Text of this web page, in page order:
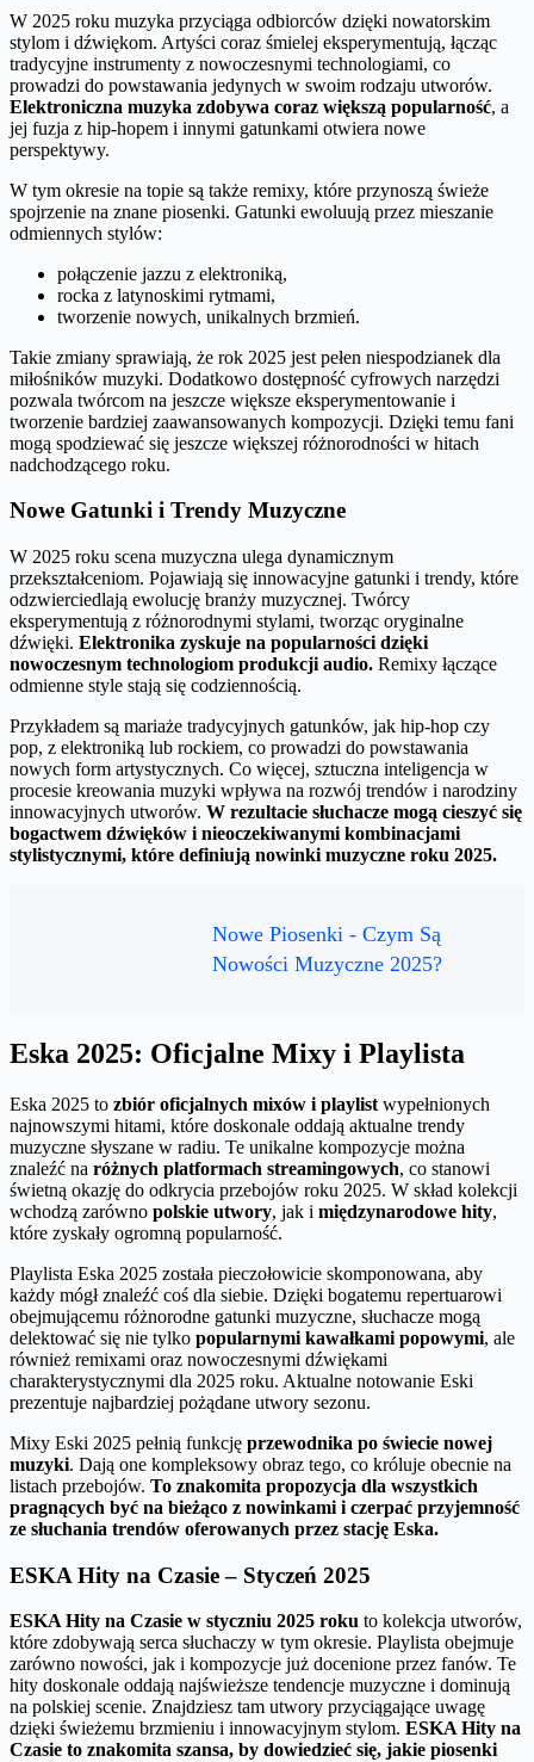
W 2025 roku muzyka przyciąga odbiorców dzięki nowatorskim
stylom i dźwiękom. Artyści coraz śmielej eksperymentują, łącząc
tradycyjne instrumenty z nowoczesnymi technologiami, co
prowadzi do powstawania jedynych w swoim rodzaju utworów.
Elektroniczna muzyka zdobywa coraz większą popularność, a
jej fuzja z hip-hopem i innymi gatunkami otwiera nowe
perspektywy.
W tym okresie na topie są także remixy, które przynoszą świeże
spojrzenie na znane piosenki. Gatunki ewoluują przez mieszanie
odmiennych stylów:
połączenie jazzu z elektroniką,
rocka z latynoskimi rytmami,
tworzenie nowych, unikalnych brzmień.
Takie zmiany sprawiają, że rok 2025 jest pełen niespodzianek dla
miłośników muzyki. Dodatkowo dostępność cyfrowych narzędzi
pozwala twórcom na jeszcze większe eksperymentowanie i
tworzenie bardziej zaawansowanych kompozycji. Dzięki temu fani
mogą spodziewać się jeszcze większej różnorodności w hitach
nadchodzącego roku.
Nowe Gatunki i Trendy Muzyczne
W 2025 roku scena muzyczna ulega dynamicznym
przekształceniom. Pojawiają się innowacyjne gatunki i trendy, które
odzwierciedlają ewolucję branży muzycznej. Twórcy
eksperymentują z różnorodnymi stylami, tworząc oryginalne
dźwięki. Elektronika zyskuje na popularności dzięki
nowoczesnym technologiom produkcji audio. Remixy łączące
odmienne style stają się codziennością.
Przykładem są mariaże tradycyjnych gatunków, jak hip-hop czy
pop, z elektroniką lub rockiem, co prowadzi do powstawania
nowych form artystycznych. Co więcej, sztuczna inteligencja w
procesie kreowania muzyki wpływa na rozwój trendów i narodziny
innowacyjnych utworów. W rezultacie słuchacze mogą cieszyć się
bogactwem dźwięków i nieoczekiwanymi kombinacjami
stylistycznymi, które definiują nowinki muzyczne roku 2025.
Nowe Piosenki - Czym Są
Nowości Muzyczne 2025?
Eska 2025: Oficjalne Mixy i Playlista
Eska 2025 to zbiór oficjalnych mixów i playlist wypełnionych
najnowszymi hitami, które doskonale oddają aktualne trendy
muzyczne słyszane w radiu. Te unikalne kompozycje można
znaleźć na różnych platformach streamingowych, co stanowi
świetną okazję do odkrycia przebojów roku 2025. W skład kolekcji
wchodzą zarówno polskie utwory, jak i międzynarodowe hity,
które zyskały ogromną popularność.
Playlista Eska 2025 została pieczołowicie skomponowana, aby
każdy mógł znaleźć coś dla siebie. Dzięki bogatemu repertuarowi
obejmującemu różnorodne gatunki muzyczne, słuchacze mogą
delektować się nie tylko popularnymi kawałkami popowymi, ale
również remixami oraz nowoczesnymi dźwiękami
charakterystycznymi dla 2025 roku. Aktualne notowanie Eski
prezentuje najbardziej pożądane utwory sezonu.
Mixy Eski 2025 pełnią funkcję przewodnika po świecie nowej
muzyki. Dają one kompleksowy obraz tego, co króluje obecnie na
listach przebojów. To znakomita propozycja dla wszystkich
pragnących być na bieżąco z nowinkami i czerpać przyjemność
ze słuchania trendów oferowanych przez stację Eska.
ESKA Hity na Czasie – Styczeń 2025
ESKA Hity na Czasie w styczniu 2025 roku to kolekcja utworów,
które zdobywają serca słuchaczy w tym okresie. Playlista obejmuje
zarówno nowości, jak i kompozycje już docenione przez fanów. Te
hity doskonale oddają najświeższe tendencje muzyczne i dominują
na polskiej scenie. Znajdziesz tam utwory przyciągające uwagę
dzięki świeżemu brzmieniu i innowacyjnym stylom. ESKA Hity na
Czasie to znakomita szansa, by dowiedzieć się, jakie piosenki